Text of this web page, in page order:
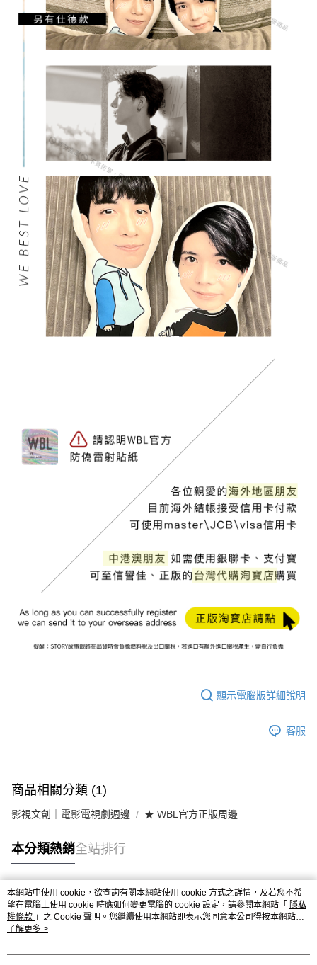
顯示電腦版詳細說明
客服
商品相關分類 (1)
影視文創｜電影電視劇週邊 ★ WBL官方正版周邊
本分類熱銷全站排行
熱門標籤
本網站中使用 cookie，欲查詢有關本網站使用 cookie 方式之詳情，及若您不希
望在電腦上使用 cookie 時應如何變更電腦的 cookie 設定，請參閱本網站「 隱私
權條款 」之 Cookie 聲明。您繼續使用本網站即表示您同意本公司得按本網站使
用條款之 Cookie 聲明使用 cookie。
了解更多 >